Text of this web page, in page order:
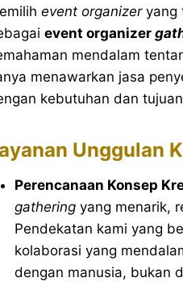
event organizeryang
event organizer
mendalam
menawarkan jasa
kebutuhan dan
Unggulan
Perencanaan Konsep
gathering yang menarik,
Pendekatan kami yang
kolaborasi yang
dengan manusia, bukan